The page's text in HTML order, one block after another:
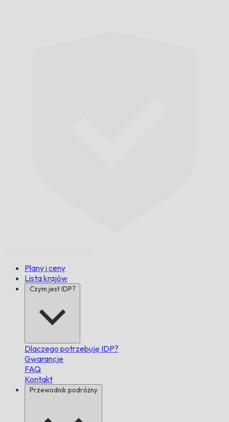
Plany i ceny
Lista krajów
Czym jest IDP?
Dlaczego potrzebuję IDP?
Gwarancje
FAQ
Kontakt
Przewodnik podróżny